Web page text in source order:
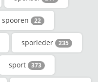
spooren 22
sporleder 235
sport 373